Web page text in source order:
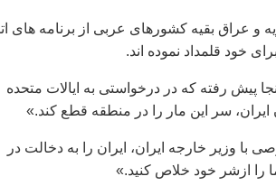
و عراق بقيه کشورهای عربی از برنامه های
خود قلمداد نموده اند.
پيش رفته که در درخواستی به ايالات متحده
ايران، سر اين مار را در منطقه قطع کند.»
با وزير خارجه ايران، ايران را به دخالت در
را ازشر خود خلاص کنيد.»